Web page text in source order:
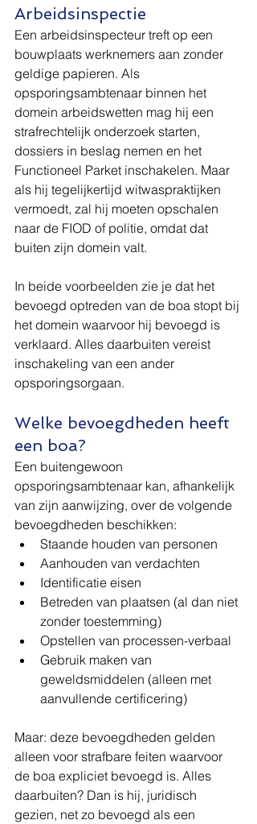
Arbeidsinspectie
Een arbeidsinspecteur treft op een
bouwplaats werknemers aan zonder
geldige papieren. Als
opsporingsambtenaar binnen het
domein arbeidswetten mag hij een
strafrechtelijk onderzoek starten,
dossiers in beslag nemen en het
Functioneel Parket inschakelen. Maar
als hij tegelijkertijd witwaspraktijken
vermoedt, zal hij moeten opschalen
naar de FIOD of politie, omdat dat
buiten zijn domein valt.
In beide voorbeelden zie je dat het
bevoegd optreden van de boa stopt bij
het domein waarvoor hij bevoegd is
verklaard. Alles daarbuiten vereist
inschakeling van een ander
opsporingsorgaan.
Welke bevoegdheden heeft
een boa?
Een buitengewoon
opsporingsambtenaar kan, afhankelijk
van zijn aanwijzing, over de volgende
bevoegdheden beschikken:
Staande houden van personen
Aanhouden van verdachten
Identificatie eisen
Betreden van plaatsen (al dan niet
zonder toestemming)
Opstellen van processen-verbaal
Gebruik maken van
geweldsmiddelen (alleen met
aanvullende certificering)
Maar: deze bevoegdheden gelden
alleen voor strafbare feiten waarvoor
de boa expliciet bevoegd is. Alles
daarbuiten? Dan is hij, juridisch
gezien, net zo bevoegd als een